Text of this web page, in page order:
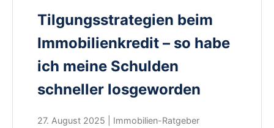
Tilgungsstrategien beim
Immobilienkredit – so habe
ich meine Schulden
schneller losgeworden
27. August 2025 | Immobilien-Ratgeber